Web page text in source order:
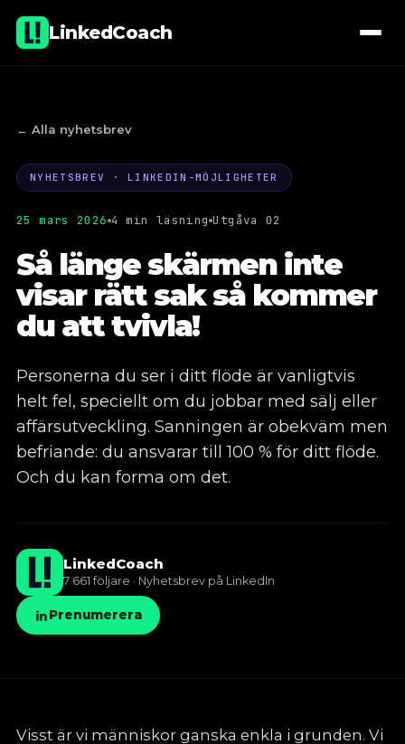
LinkedCoach
01 Föreläsningar & workshops
03 E-learning
04 Administration av företagssidor
05 Fastighetsprojekt, kommersiellt
06 Mot nästa jobb
✦ LinkedIn-utbildning
← Alla nyhetsbrev
NYHETSBREV · LINKEDIN-MÖJLIGHETER
25 mars 2026 4 min läsning Utgåva 02
Så länge skärmen inte
visar rätt sak så kommer
du att tvivla!
Personerna du ser i ditt flöde är vanligtvis
helt fel, speciellt om du jobbar med sälj eller
affärsutveckling. Sanningen är obekväm men
befriande: du ansvarar till 100 % för ditt flöde.
Och du kan forma om det.
LinkedCoach
7 661 följare · Nyhetsbrev på LinkedIn
Prenumerera
Visst är vi människor ganska enkla i grunden. Vi